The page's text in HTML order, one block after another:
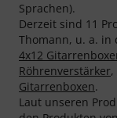
Sprachen).
Derzeit sind 11
Thomann, u. a. in
4x12
Röhrenverstärker,
Gitarrenboxen.
Laut unseren